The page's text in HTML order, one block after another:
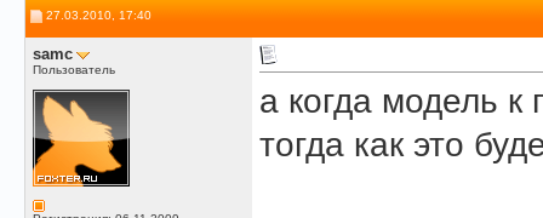
27.03.2010, 17:40
samc
Пользователь
а когда модель к
тогда как это